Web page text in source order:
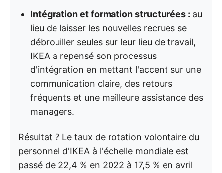
Intégration et formation structurées : au
lieu de laisser les nouvelles recrues se
débrouiller seules sur leur lieu de travail,
IKEA a repensé son processus
d'intégration en mettant l'accent sur une
communication claire, des retours
fréquents et une meilleure assistance des
managers.
Résultat ? Le taux de rotation volontaire du
personnel d'IKEA à l'échelle mondiale est
passé de 22,4 % en 2022 à 17,5 % en avril